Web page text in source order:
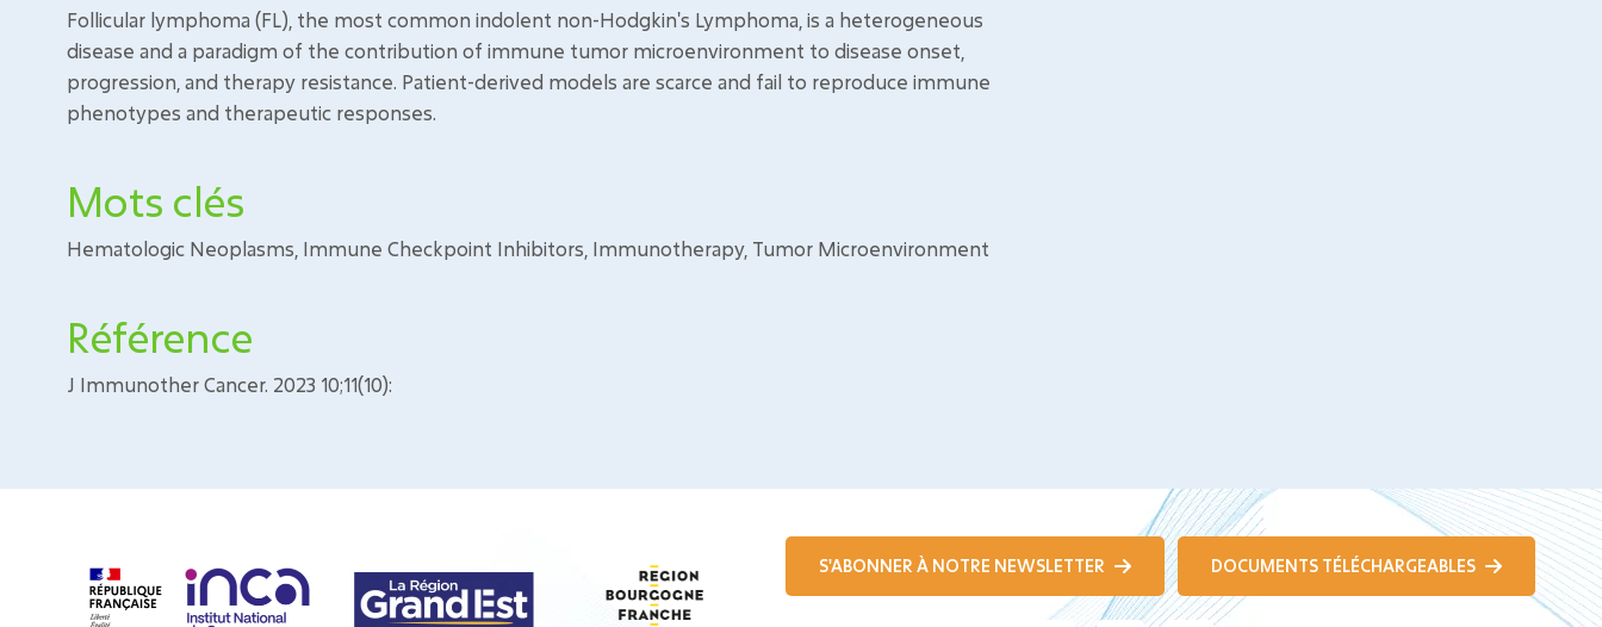
Follicular lymphoma (FL), the most common indolent non-Hodgkin's Lymphoma, is a heterogeneous
disease and a paradigm of the contribution of immune tumor microenvironment to disease onset,
progression, and therapy resistance. Patient-derived models are scarce and fail to reproduce immune
phenotypes and therapeutic responses.
Mots clés
Hematologic Neoplasms, Immune Checkpoint Inhibitors, Immunotherapy, Tumor Microenvironment
Référence
J Immunother Cancer. 2023 10;11(10):
S'ABONNER À NOTRE NEWSLETTER DOCUMENTS TÉLÉCHARGEABLES